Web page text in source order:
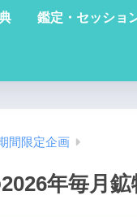
鑑定・セッショ
間限定企画
年毎月鉱